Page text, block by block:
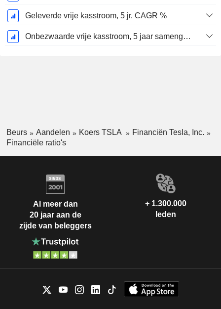
Geleverde vrije kasstroom, 5 jr. CAGR %
Onbezwaarde vrije kasstroom, 5 jaar samengestelde jaarlijkse groeivoet %
Beurs Aandelen Koers TSLA
Financiën Tesla, Inc.
Financiële ratio's
Al meer dan
20 jaar aan de
zijde van beleggers
+ 1.300.000
leden